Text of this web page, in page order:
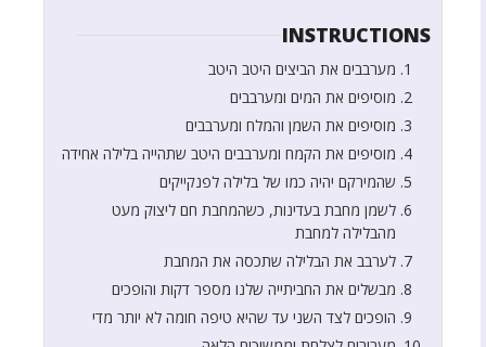
INSTRUCTIONS
מערבבים את הביצים היטב היטב
מוסיפים את המים ומערבבים
מוסיפים את השמן והמלח ומערבבים
מוסיפים את הקמח ומערבבים היטב שתהייה בלילה אחידה
שהמירקם יהיה כמו של בלילה לפנקייקים
לשמן מחבת בעדינות, כשהמחבת חם ליצוק מעט
מהבלילה למחבת
לערבב את הבלילה שתכסה את המחבת
מבשלים את החביתייה שלנו מספר דקות והופכים
הופכים לצד השני עד שהיא טיפה חומה לא יותר מדי